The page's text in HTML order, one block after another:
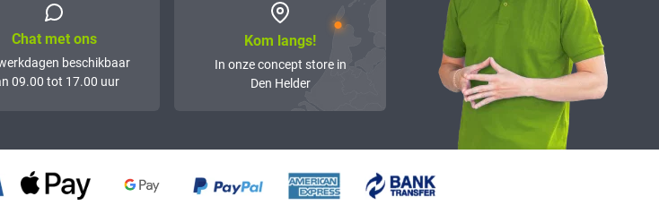
Chat met ons
beschikbaar
09.00 tot 17.00 uur
Kom langs!
In onze concept store in
Den Helder